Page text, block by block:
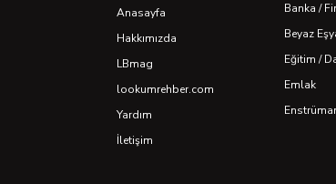
Anasayfa
Hakkımızda
LBmag
lookumrehber.com
Yardım
İletişim
Banka /
Beyaz
Eğitim /
Emlak